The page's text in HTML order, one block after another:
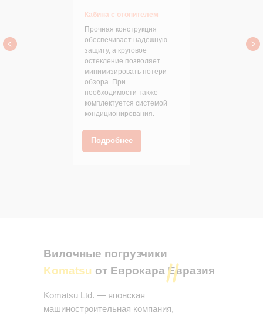
Кабина с отопителем
Прочная конструкция
обеспечивает надежную
защиту, а круговое
остекление позволяет
минимизировать потери
обзора. При
необходимости также
комплектуется системой
кондиционирования.
Подробнее
Вилочные погрузчики
Komatsu от Еврокара Евразия
Komatsu Ltd. — японская
машиностроительная компания,